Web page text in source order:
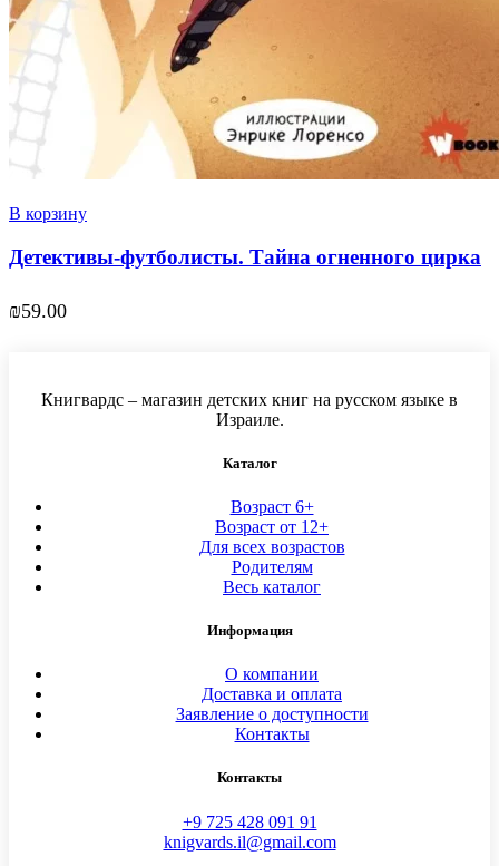
В корзину
Детективы-футболисты. Тайна огненного цирка
₪59.00
Книгвардс – магазин детских книг на русском языке в
Израиле.
Каталог
Возраст 6+
Возраст от 12+
Для всех возрастов
Родителям
Весь каталог
Информация
О компании
Доставка и оплата
Заявление о доступности
Контакты
Контакты
+9 725 428 091 91
knigvards.il@gmail.com